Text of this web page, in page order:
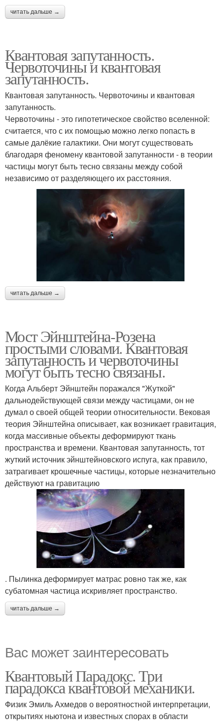
читать дальше →
Квантовая запутанность.
Червоточины и квантовая
запутанность.
Квантовая запутанность. Червоточины и квантовая
запутанность.
Червоточины - это гипотетическое свойство вселенной:
считается, что с их помощью можно легко попасть в
самые далёкие галактики. Они могут существовать
благодаря феномену квантовой запутанности - в теории
частицы могут быть тесно связаны между собой
независимо от разделяющего их расстояния.
читать дальше →
Мост Эйнштейна-Розена
простыми словами. Квантовая
запутанность и червоточины
могут быть тесно связаны.
Когда Альберт Эйнштейн поражался "Жуткой"
дальнодействующей связи между частицами, он не
думал о своей общей теории относительности. Вековая
теория Эйнштейна описывает, как возникает гравитация,
когда массивные объекты деформируют ткань
пространства и времени. Квантовая запутанность, тот
жуткий источник эйнштейновского испуга, как правило,
затрагивает крошечные частицы, которые незначительно
действуют на гравитацию
. Пылинка деформирует матрас ровно так же, как
субатомная частица искривляет пространство.
читать дальше →
Вас может заинтересовать
Квантовый Парадокс. Три
парадокса квантовой механики.
Физик Эмиль Ахмедов о вероятностной интерпретации,
открытиях ньютона и известных спорах в области